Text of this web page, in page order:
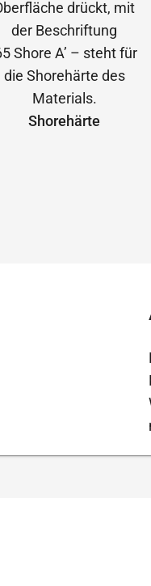
Shorehärte